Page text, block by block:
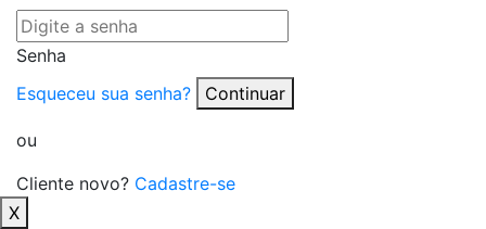
Senha
Esqueceu sua senha?
Continuar
ou
Cliente novo? Cadastre-se
X